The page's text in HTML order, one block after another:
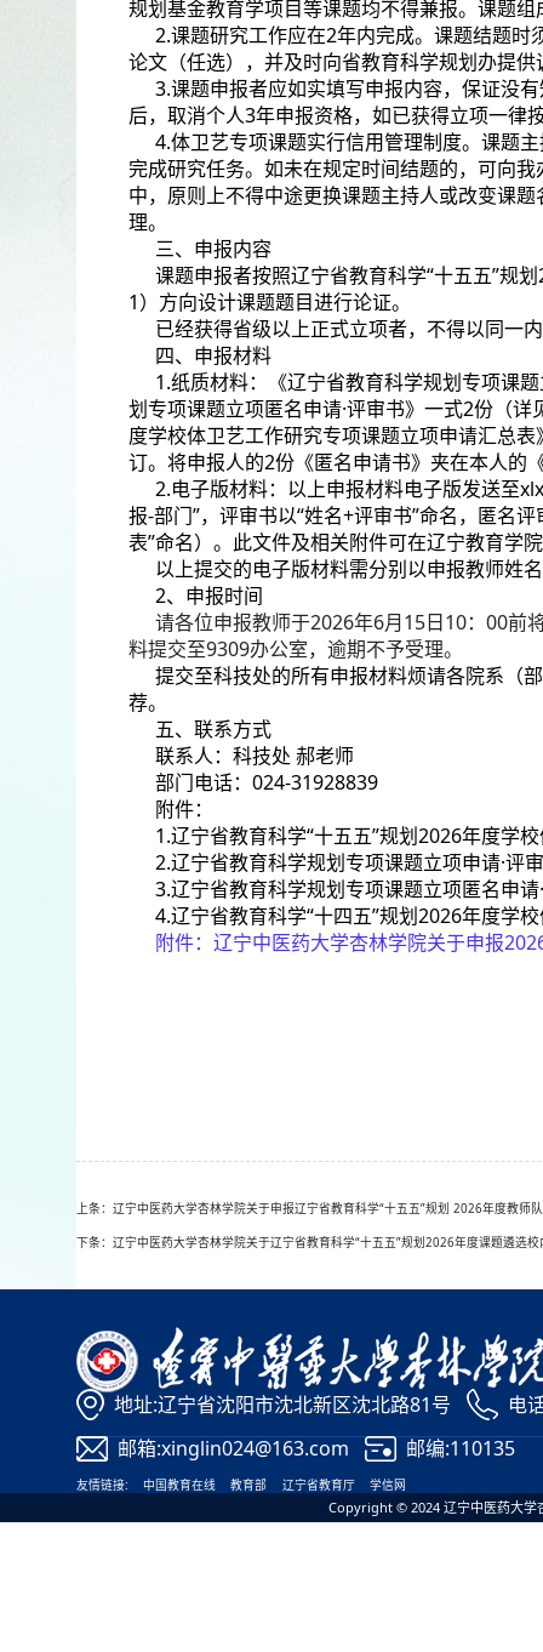
规划基金教育学项目等课题均不得兼报。课题
2.课题研究工作应在2年内完成。课题结题
论文（任选），并及时向省教育科学规划办提
3.课题申报者应如实填写申报内容，保证没
后，取消个人3年申报资格，如已获得立项一律
4.体卫艺专项课题实行信用管理制度。课题
完成研究任务。如未在规定时间结题的，可向
中，原则上不得中途更换课题主持人或改变课
理。
三、申报内容
课题申报者按照辽宁省教育科学“十五五”规
1）方向设计课题题目进行论证。
已经获得省级以上正式立项者，不得以同一
四、申报材料
1.纸质材料：《辽宁省教育科学规划专项课
划专项课题立项匿名申请·评审书》一式2份（
度学校体卫艺工作研究专项课题立项申请汇总
订。将申报人的2份《匿名申请书》夹在本人的
2.电子版材料：以上申报材料电子版发送至
报-部门”，评审书以“姓名+评审书”命名，匿名
表”命名）。此文件及相关附件可在辽宁教育
以上提交的电子版材料需分别以申报教师姓
2、申报时间
请各位申报教师于2026年6月15日10：00前
料提交至9309办公室，逾期不予受理。
提交至科技处的所有申报材料烦请各院系（
荐。
五、联系方式
联系人：科技处 郝老师
部门电话：024-31928839
附件：
1.辽宁省教育科学“十五五”规划2026年度学
2.辽宁省教育科学规划专项课题立项申请·评
3.辽宁省教育科学规划专项课题立项匿名申请
4.辽宁省教育科学“十四五”规划2026年度学
附件： 辽宁中医药大学杏林学院关于申报
上条：辽宁中医药大学杏林学院关于申报辽宁省教育科学“十五五”规划 2026年度教师
下条：辽宁中医药大学杏林学院关于辽宁省教育科学“十五五”规划2026年度课题遴选
地址:辽宁省沈阳市沈北新区沈北路81号
电
邮箱:xinglin024@163.com
邮编:110135
友情链接: 中国教育在线 教育部 辽宁省教育厅 学信网
Copyright © 2024 辽宁中医药大